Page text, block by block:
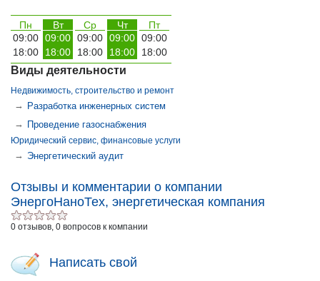
Пн Вт Ср Чт
Пт
09:00 09:00 09:00 09:00 09:00
18:00
18:00 18:00 18:00 18:00
Виды деятельности
Недвижимость, строительство и ремонт
→ Разработка инженерных систем
→ Проведение газоснабжения
Юридический сервис, финансовые услуги
→ Энергетический аудит
Отзывы и комментарии о компании
ЭнергоНаноТех, энергетическая компания
0 отзывов, 0 вопросов к компании
Написать свой